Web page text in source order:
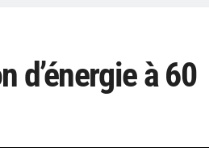
d’énergie à 60